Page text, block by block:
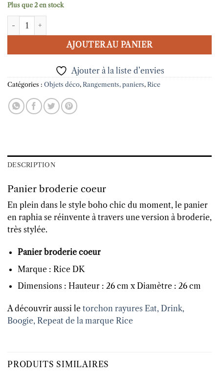
Plus que 2 en stock
quantité de Panier raphia Coeur Rice
AJOUTER AU PANIER
Ajouter à la liste d’envies
Catégories : Objets déco, Rangements, paniers, Rice
DESCRIPTION
Panier broderie coeur
En plein dans le style boho chic du moment, le panier
en raphia se réinvente à travers une version à broderie,
très stylée.
Panier broderie coeur
Marque : Rice DK
Dimensions : Hauteur : 26 cm x Diamètre : 26 cm
A découvrir aussi le torchon rayures Eat, Drink,
Boogie, Repeat de la marque Rice
PRODUITS SIMILAIRES